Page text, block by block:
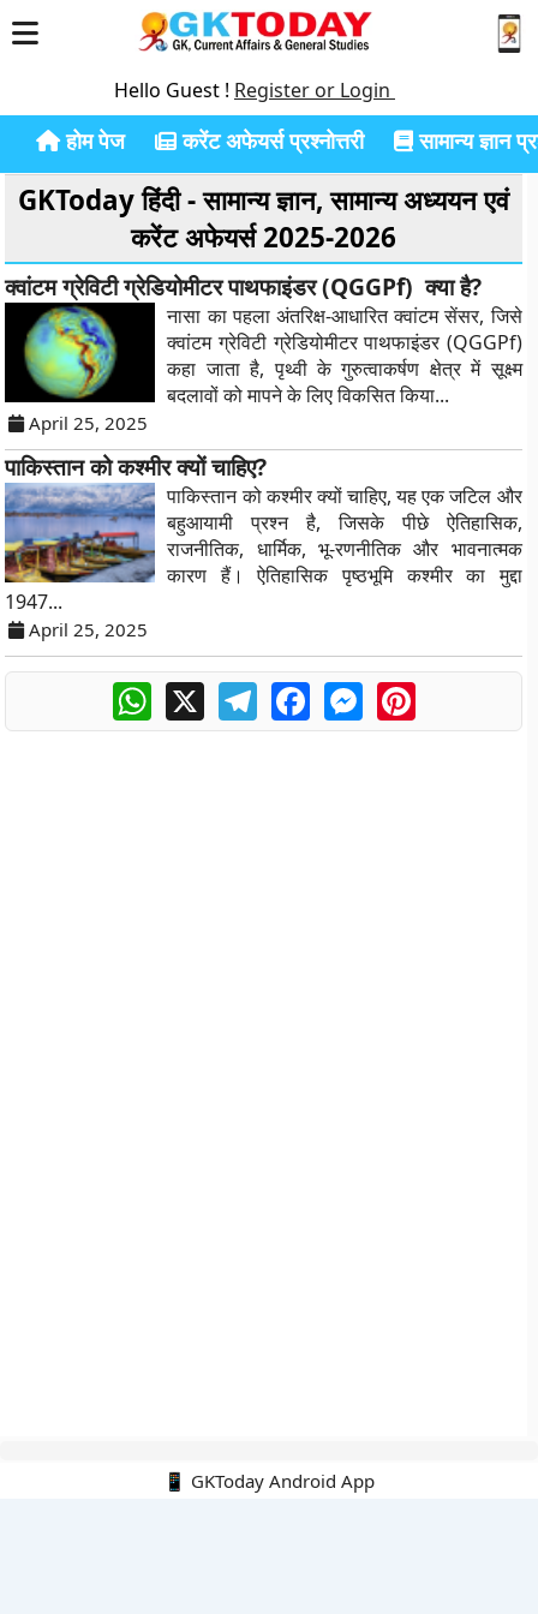
Hello Guest ! Register or Login
होम पेज करेंट अफेयर्स प्रश्नोत्तरी सामान्य ज्ञान
GKToday हिंदी - सामान्य ज्ञान, सामान्य अध्ययन एवं
करेंट अफेयर्स 2025-2026
क्वांटम ग्रेविटी ग्रेडियोमीटर पाथफाइंडर (QGGPf) क्या है?
नासा का पहला अंतरिक्ष-आधारित क्वांटम सेंसर, जिसे
क्वांटम ग्रेविटी ग्रेडियोमीटर पाथफाइंडर (QGGPf)
कहा जाता है, पृथ्वी के गुरुत्वाकर्षण क्षेत्र में सूक्ष्म
बदलावों को मापने के लिए विकसित किया...
April 25, 2025
पाकिस्तान को कश्मीर क्यों चाहिए?
पाकिस्तान को कश्मीर क्यों चाहिए, यह एक जटिल और
बहुआयामी प्रश्न है, जिसके पीछे ऐतिहासिक,
राजनीतिक, धार्मिक, भू-रणनीतिक और भावनात्मक
कारण हैं। ऐतिहासिक पृष्ठभूमि कश्मीर का मुद्दा
1947...
April 25, 2025
WhatsApp
X TelegramFacebookMessengerPinterest
📱 GKToday Android App